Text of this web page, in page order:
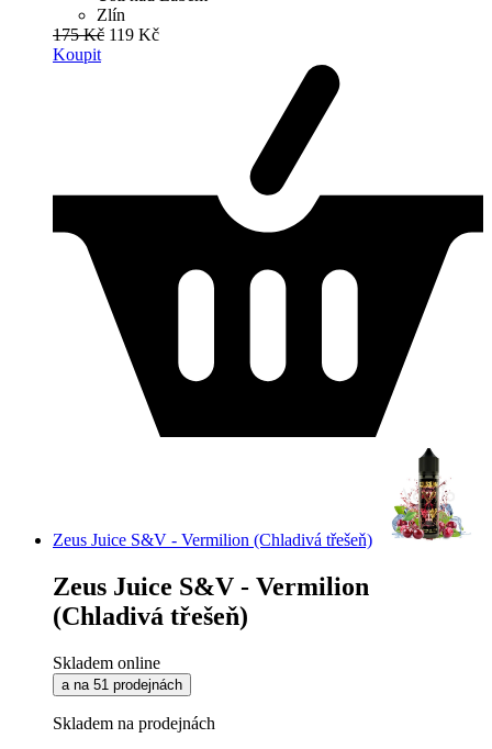
Zlín
175 Kč 119 Kč
Koupit
Zeus Juice S&V - Vermilion (Chladivá třešeň)
Zeus Juice S&V - Vermilion
(Chladivá třešeň)
Skladem online
a na 51 prodejnách
Skladem na prodejnách